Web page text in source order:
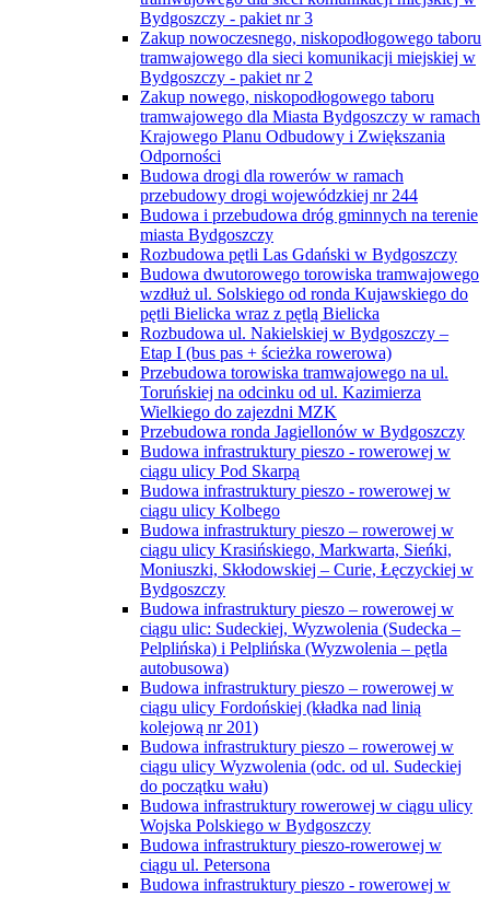
Bydgoszczy - pakiet nr 3
Zakup nowoczesnego, niskopodłogowego taboru
tramwajowego dla sieci komunikacji miejskiej w
Bydgoszczy - pakiet nr 2
Zakup nowego, niskopodłogowego taboru
tramwajowego dla Miasta Bydgoszczy w ramach
Krajowego Planu Odbudowy i Zwiększania
Odporności
Budowa drogi dla rowerów w ramach
przebudowy drogi wojewódzkiej nr 244
Budowa i przebudowa dróg gminnych na terenie
miasta Bydgoszczy
Rozbudowa pętli Las Gdański w Bydgoszczy
Budowa dwutorowego torowiska tramwajowego
wzdłuż ul. Solskiego od ronda Kujawskiego do
pętli Bielicka wraz z pętlą Bielicka
Rozbudowa ul. Nakielskiej w Bydgoszczy –
Etap I (bus pas + ścieżka rowerowa)
Przebudowa torowiska tramwajowego na ul.
Toruńskiej na odcinku od ul. Kazimierza
Wielkiego do zajezdni MZK
Przebudowa ronda Jagiellonów w Bydgoszczy
Budowa infrastruktury pieszo - rowerowej w
ciągu ulicy Pod Skarpą
Budowa infrastruktury pieszo - rowerowej w
ciągu ulicy Kolbego
Budowa infrastruktury pieszo – rowerowej w
ciągu ulicy Krasińskiego, Markwarta, Sieńki,
Moniuszki, Skłodowskiej – Curie, Łęczyckiej w
Bydgoszczy
Budowa infrastruktury pieszo – rowerowej w
ciągu ulic: Sudeckiej, Wyzwolenia (Sudecka –
Pelplińska) i Pelplińska (Wyzwolenia – pętla
autobusowa)
Budowa infrastruktury pieszo – rowerowej w
ciągu ulicy Fordońskiej (kładka nad linią
kolejową nr 201)
Budowa infrastruktury pieszo – rowerowej w
ciągu ulicy Wyzwolenia (odc. od ul. Sudeckiej
do początku wału)
Budowa infrastruktury rowerowej w ciągu ulicy
Wojska Polskiego w Bydgoszczy
Budowa infrastruktury pieszo-rowerowej w
ciągu ul. Petersona
Budowa infrastruktury pieszo - rowerowej w